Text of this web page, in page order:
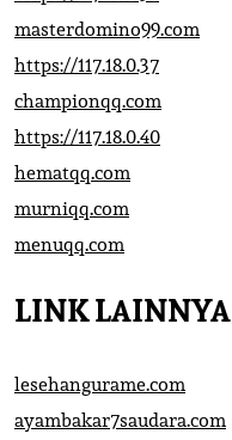
masterdomino99.com
https://117.18.0.37
championqq.com
https://117.18.0.40
hematqq.com
murniqq.com
menuqq.com
LINK LAINNYA
lesehangurame.com
ayambakar7saudara.com